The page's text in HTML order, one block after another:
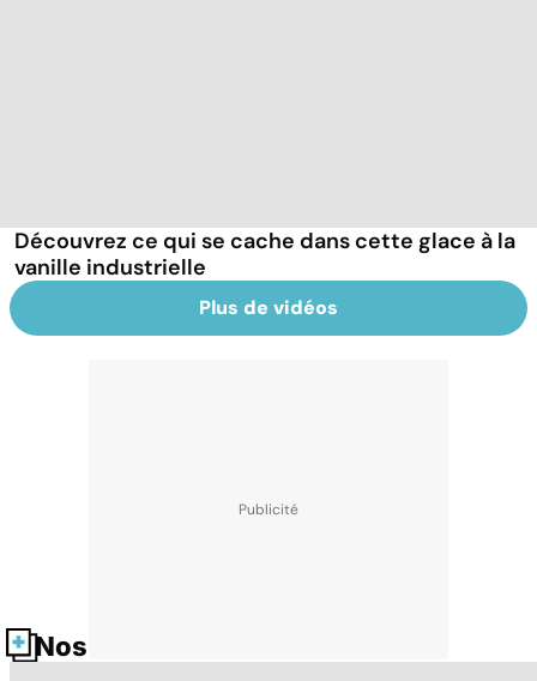
Découvrez ce qui se cache dans cette glace à la
vanille industrielle
Plus de vidéos
Nos fiches santé